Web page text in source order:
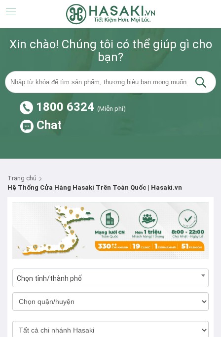
Xin chào! Chúng tôi có thể giúp gì cho
bạn?
1800 6324 (Miễn phí)
Chat
Trang chủ
Hệ Thống Cửa Hàng Hasaki Trên Toàn Quốc | Hasaki.vn
Chọn tỉnh/thành phố